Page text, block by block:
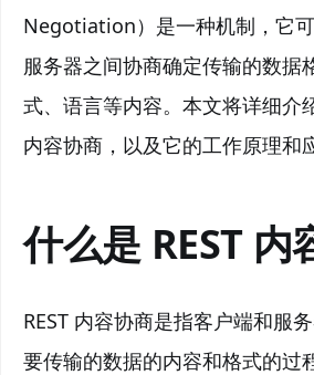
Negotiation）是一种机制，它
服务器之间协商确定传输的数据
式、语言等内容。本文将详细介
内容协商，以及它的工作原理和
什么是 REST 内
REST 内容协商是指客户端和服
要传输的数据的内容和格式的过